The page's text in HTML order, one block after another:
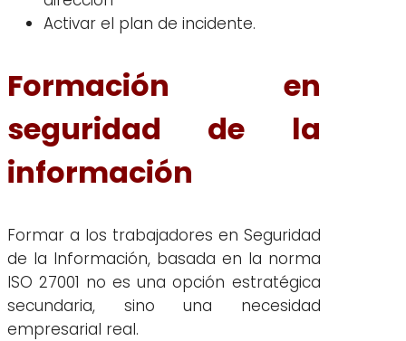
Activar el plan de incidente.
Formación en
seguridad de la
información
Formar a los trabajadores en Seguridad
de la Información, basada en la norma
ISO 27001 no es una opción estratégica
secundaria, sino una necesidad
empresarial real.